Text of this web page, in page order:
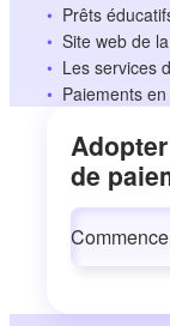
Prêts
Site web de
Les services
Paiements
de